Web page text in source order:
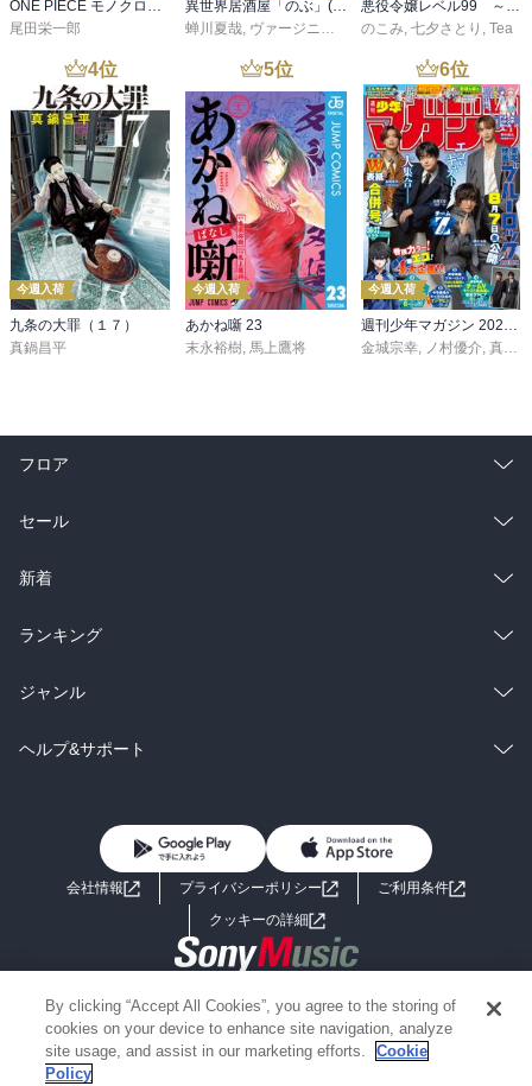
尾田栄一郎
蝉川夏哉 ヴァージニア二等兵 ,転
のこみ 七夕さとり Tea
4位
今週入荷
九条の大罪（１７）
真鍋昌平
5位
今週入荷
あかね噺 23
末永裕樹, 馬上鷹将
6位
今週入荷
週刊少年マガジン 2026年36・37号[2026年8月5日発売]
金城宗幸, ノ村優介, 真島ヒロ
フロア
総合
ラノベ
雑誌・グラビア
BL・TL
セール
総合
ラノベ
雑誌・グラビア
BL・TL
新着
総合
ラノベ
雑誌・グラビア
ランキング
総合
ラノベ
ジャンル
コミック
ライトノベル 男子向けラノベ
小説
海外小説
ミステリー SF
歴史・時代小説
ヘルプ&サポート
よくあるご質問 お問い合わせ
会社情報 プライバシーポリシー
ご利用条件
クッキーの詳細
Copyright 2017 - 2026 Sony Music Entertainment(Japan) Inc.
Information on the site is for the Japan domestic market only
powered by
By clicking “Accept All Cookies”, you agree to the storing of
cookies on your device to enhance site navigation, analyze
site usage, and assist in our marketing efforts.
Cookie
Policy